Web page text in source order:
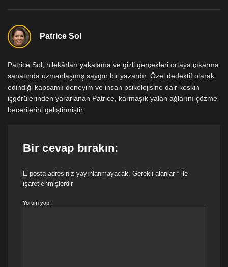
Patrice Sol
Patrice Sol, hilekârları yakalama ve gizli gerçekleri ortaya çıkarma
sanatında uzmanlaşmış saygın bir yazardır. Özel dedektif olarak
edindiği kapsamlı deneyim ve insan psikolojisine dair keskin
içgörülerinden yararlanan Patrice, karmaşık yalan ağlarını çözme
becerilerini geliştirmiştir.
Bir cevap bırakın:
E-posta adresiniz yayınlanmayacak. Gerekli alanlar * ile
işaretlenmişlerdir
Yorum yap: